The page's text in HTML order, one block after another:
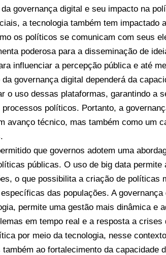
governança digital e seu impacto na
a tecnologia também tem impactado
os políticos se comunicam com seus
poderosa para a disseminação de
influenciar a percepção pública e até
governança digital dependerá da
o uso dessas plataformas, garantindo a
políticos. Portanto, a
avanço técnico, mas também como um
que governos adotem uma
públicas. O uso de big data permite
o que possibilita a criação de políticas
das populações. A
permite uma gestão mais dinâmica e
em tempo real e a resposta a crises
por meio da tecnologia, nesse
ao fortalecimento da capacidade